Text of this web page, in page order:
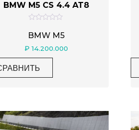
BMW M5 CS 4.4 AT8
ц
е
н
а
0
и
з
BMW M5
₽ 14.200.000